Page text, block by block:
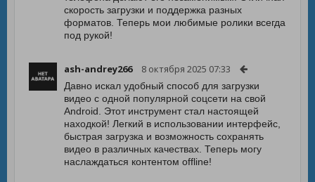
скорость загрузки и поддержка разных
форматов. Теперь мои любимые ролики всегда
под рукой!
ash-andrey266 8 октября 2025 07:33
Давно искал удобный способ для загрузки
видео с одной популярной соцсети на свой
Android. Этот инструмент стал настоящей
находкой! Легкий в использовании интерфейс,
быстрая загрузка и возможность сохранять
видео в различных качествах. Теперь могу
наслаждаться контентом offline!